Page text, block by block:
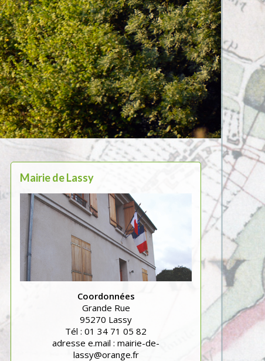
Mairie de Lassy
Coordonnées
Grande Rue
95270 Lassy
Tél : 01 34 71 05 82
adresse e.mail : mairie-de-
lassy@orange.fr